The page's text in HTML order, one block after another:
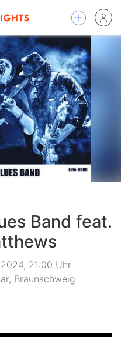
Band feat.
21:00 Uhr
Braunschweig